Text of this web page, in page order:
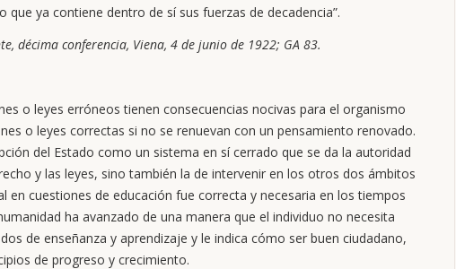
ya contiene dentro de sí sus fuerzas de decadencia”.
décima conferencia, Viena, 4 de junio de 1922; GA 83.
o leyes erróneos tienen consecuencias nocivas para el organismo
o leyes correctas si no se renuevan con un pensamiento renovado.
del Estado como un sistema en sí cerrado que se da la autoridad
y las leyes, sino también la de intervenir en los otros dos ámbitos
en cuestiones de educación fue correcta y necesaria en los tiempos
ha avanzado de una manera que el individuo no necesita
de enseñanza y aprendizaje y le indica cómo ser buen ciudadano,
de progreso y crecimiento.